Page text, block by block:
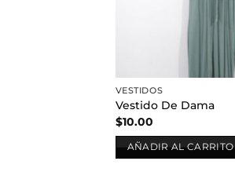
VESTIDOS
Vestido De Dama
$10.00
AÑADIR AL CARRITO